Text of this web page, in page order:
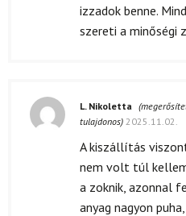
izzadok benne.
szereti a minőségi
L. Nikoletta
tulajdonos) 2025.11.02.
A kiszállítás
nem volt túl
a zoknik, azonnal
anyag nagyon